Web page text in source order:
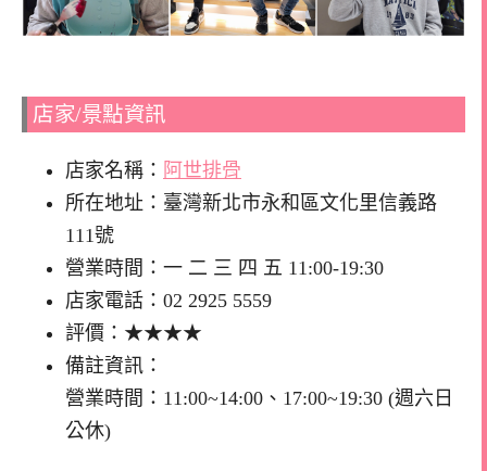
店家/景點資訊
店家名稱： 阿世排骨
所在地址：臺灣新北市永和區文化里信義路
111號
營業時間：一 二 三 四 五 11:00-19:30
店家電話：02 2925 5559
評價：★★★★
備註資訊：
營業時間：11:00~14:00、17:00~19:30 (週六日
公休)